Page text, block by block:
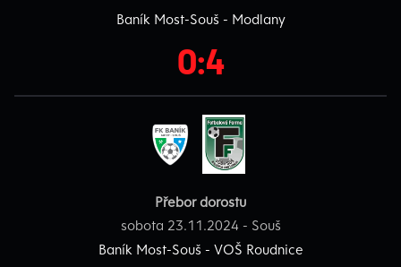
Baník Most-Souš - Modlany
0:4
Přebor dorostu
sobota 23.11.2024 - Souš
Baník Most-Souš - VOŠ Roudnice